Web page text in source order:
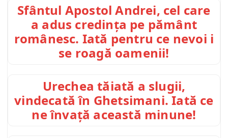
Sfântul Apostol Andrei, cel care
a adus credința pe pământ
românesc. Iată pentru ce nevoi i
se roagă oamenii!
Urechea tăiată a slugii,
vindecată în Ghetsimani. Iată ce
ne învață această minune!